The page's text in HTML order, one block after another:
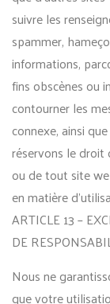
suivre les
spammer,
informations,
fins obscènes ou
contourner les
connexe, ainsi
réservons le
ou de tout site
en matière
ARTICLE 13 –
DE
Nous ne
que votre